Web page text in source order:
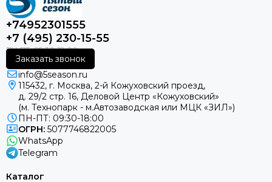
+74952301555
+7 (495) 230-15-55
Заказать звонок
info@5season.ru
115432, г. Москва, 2-й Кожуховский проезд,
д. 29/2 стр. 16, Деловой Центр «Кожуховский»
(м. Технопарк - м.Автозаводская или МЦК «ЗИЛ»)
ПН-ПТ: 09:30-18:00
ОГРН: 5077746822005
WhatsApp
Telegram
Каталог